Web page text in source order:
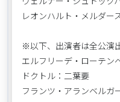
レオンハルト・メルダー
※以下、出演者は全公演
エルフリーデ・ローテン
ドクトル：二葉要
フランツ・アランベルガ